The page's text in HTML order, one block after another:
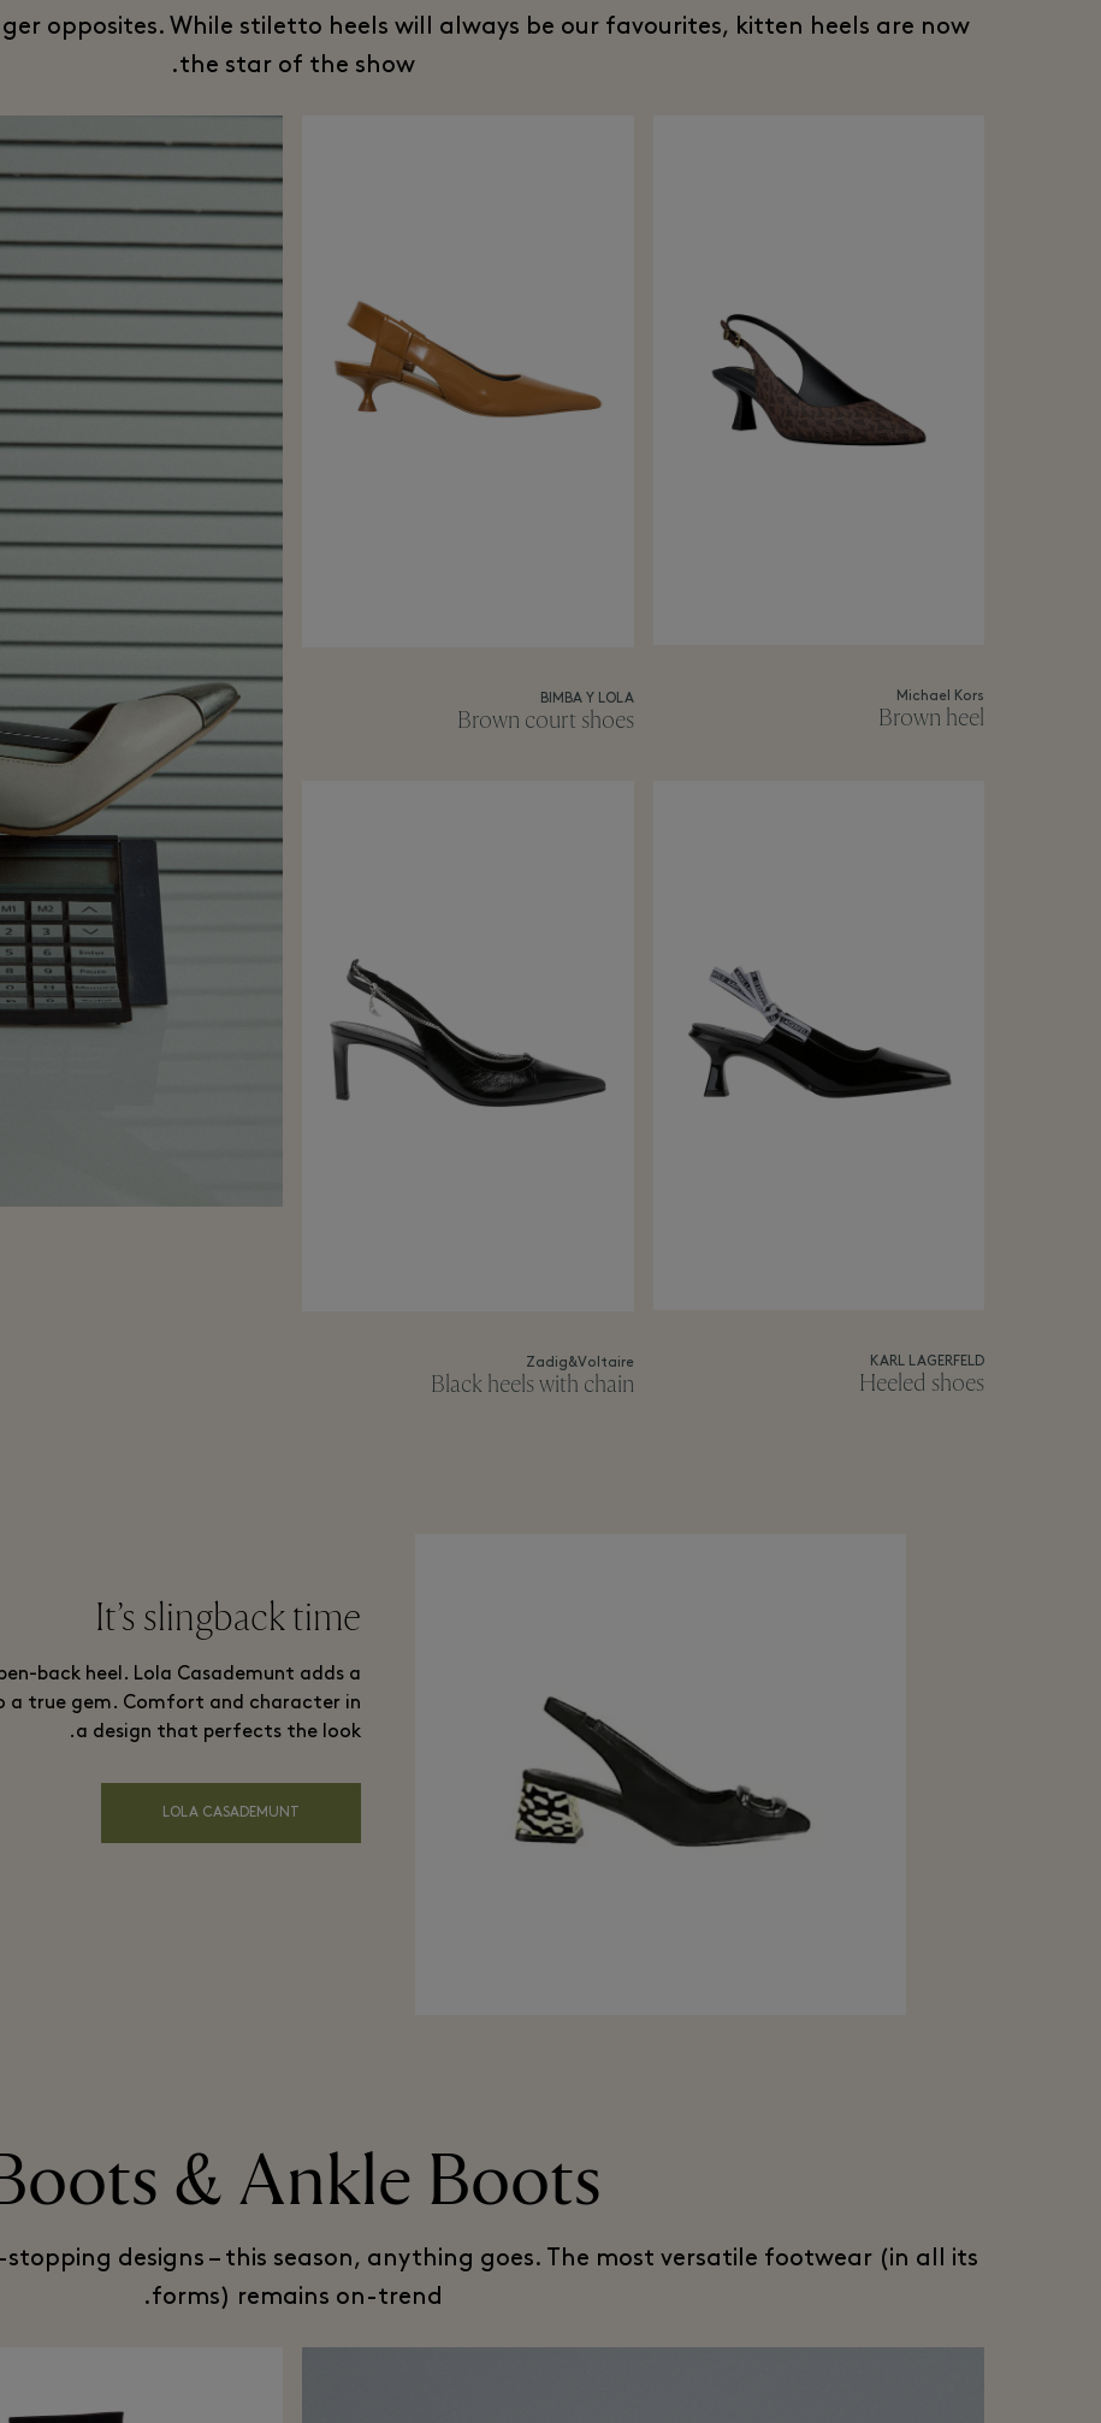
opposites. While stiletto heels will always be our favourites, kitten heels are now
the star of the show.
Michael Kors
Brown heel
BIMBA Y LOLA
Brown court shoes
KARL LAGERFELD
Heeled shoes
Zadig&Voltaire
Black heels with chain
It’s slingback time
back heel. Lola Casademunt adds a
a true gem. Comfort and character in
a design that perfects the look.
LOLA CASADEMUNT
& Ankle Boots
designs – this season, anything goes. The most versatile footwear (in all its
forms) remains on-trend.